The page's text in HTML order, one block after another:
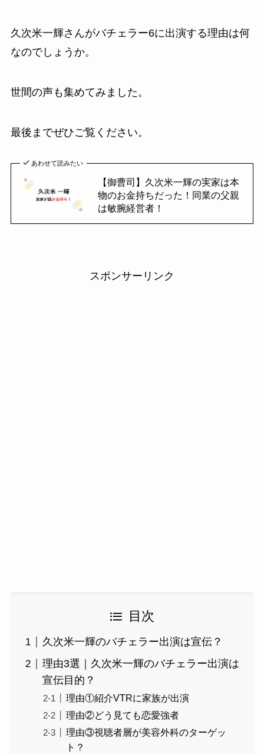
久次米一輝さんがバチェラー6に出演する理由は何
なのでしょうか。
世間の声も集めてみました。
最後までぜひご覧ください。
あわせて読みたい
【御曹司】久次米一輝の実家は本
物のお金持ちだった！同業の父親
は敏腕経営者！
スポンサーリンク
目次
久次米一輝のバチェラー出演は宣伝？
理由3選｜久次米一輝のバチェラー出演は
宣伝目的？
理由①紹介VTRに家族が出演
理由②どう見ても恋愛強者
理由③視聴者層が美容外科のターゲッ
ト？